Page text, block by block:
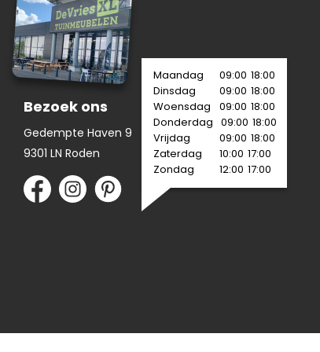
Bezoek ons
Gedempte Haven 9
9301 LN Roden
Maandag 09:00 18:00
Dinsdag
09:00 18:00
Woensdag
09:00 18:00
Donderdag 09:00 18:00
Vrijdag
09:00 18:00
Zaterdag
10:00 17:00
Zondag
12:00 17:00